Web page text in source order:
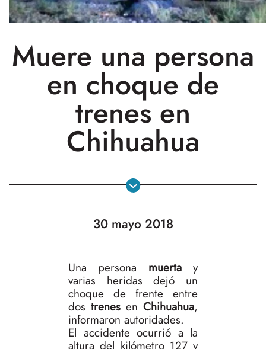
Muere una persona
en choque de
trenes en
Chihuahua
30 mayo 2018
Una persona muertay
varias heridas dejó un
choque de frente entre
dos trenes en Chihuahua,
informaron autoridades.
El accidente ocurrió a la